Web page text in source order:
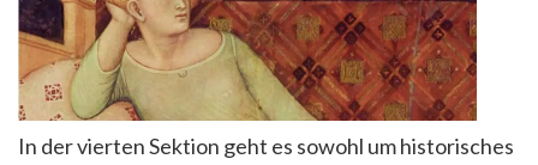
In der vierten Sektion geht es sowohl um historisches